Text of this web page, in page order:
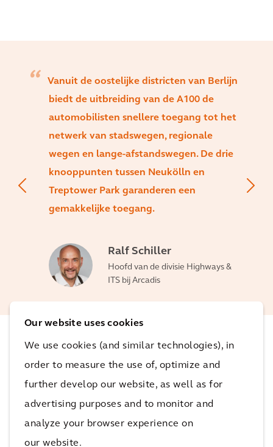
Our website uses cookies
We use cookies (and similar technologies), in
order to measure the use of, optimize and
further develop our website, as well as for
advertising purposes and to monitor and
analyze your browser experience on
our website.
Vanuit de oostelijke districten van Berlijn
biedt de uitbreiding van de A100 de
automobilisten snellere toegang tot het
netwerk van stadswegen, regionale
wegen en lange-afstandswegen. De drie
knooppunten tussen Neukölln en
Treptower Park garanderen een
gemakkelijke toegang.
Ralf Schiller
Hoofd van de divisie Highways &
ITS bij Arcadis
De impact